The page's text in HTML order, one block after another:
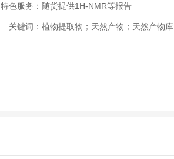
特色服务： 随货提供1H-NMR等报告
关键词： 植物提取物；天然产物；天然产物库